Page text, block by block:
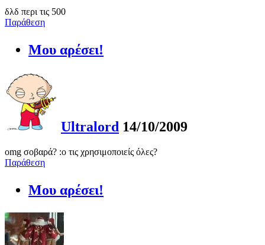
δλδ περι τις 500
Παράθεση
Μου αρέσει!
Ultralord 14/10/2009
omg σοβαρά? :ο τις χρησιμοποιείς όλες?
Παράθεση
Μου αρέσει!